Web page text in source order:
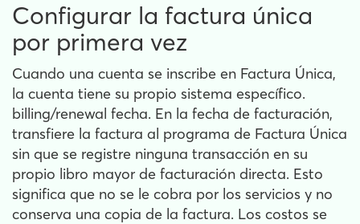
Configurar la factura única
por primera vez
Cuando una cuenta se inscribe en Factura Única,
la cuenta tiene su propio sistema específico.
billing/renewal fecha. En la fecha de facturación,
transfiere la factura al programa de Factura Única
sin que se registre ninguna transacción en su
propio libro mayor de facturación directa. Esto
significa que no se le cobra por los servicios y no
conserva una copia de la factura. Los costos se